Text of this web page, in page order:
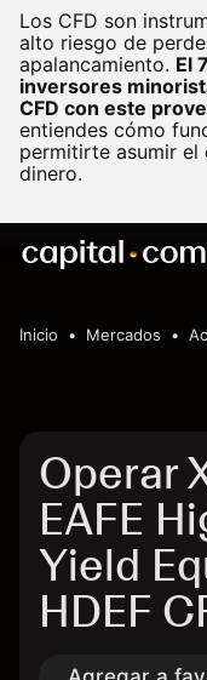
Los CFD son
alto riesgo de
apalancamiento. El
inversores
CFD con este
entiendes cómo
permitirte asumir el
dinero.
Inicio Mercados
Operar
EAFE
Yield
HDEF